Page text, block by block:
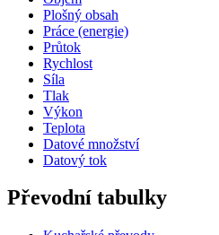
Plošný obsah
Práce (energie)
Průtok
Rychlost
Síla
Tlak
Výkon
Teplota
Datové množství
Datový tok
Převodní tabulky